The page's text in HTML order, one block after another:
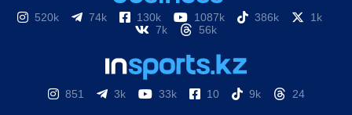
520k 74k 130k 1087k 386k
1k
7k
56k
851 3k 33k 10 9k 24